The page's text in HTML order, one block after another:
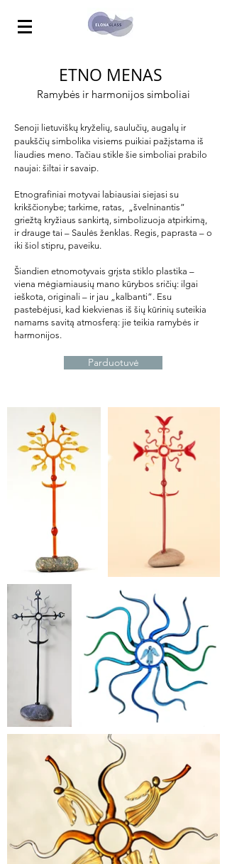
ETNO MENAS
Ramybės ir harmonijos simboliai
Senoji lietuviškų kryželių, saulučių, augalų ir
paukščių simbolika visiems puikiai pažįstama iš
liaudies meno. Tačiau stikle šie simboliai prabilo
naujai: šiltai ir savaip.
Etnografiniai motyvai labiausiai siejasi su
krikščionybe; tarkime, ratas, „švelninantis”
griežtą kryžiaus sankirtą, simbolizuoja atpirkimą,
ir drauge tai – Saulės ženklas. Regis, paprasta – o
iki šiol stipru, paveiku.
Šiandien etnomotyvais grįsta stiklo plastika –
viena mėgiamiausių mano kūrybos sričių: ilgai
ieškota, originali – ir jau „kalbanti”. Esu
pastebėjusi, kad kiekvienas iš šių kūrinių suteikia
namams savitą atmosferą: jie teikia ramybės ir
harmonijos.
Parduotuvė